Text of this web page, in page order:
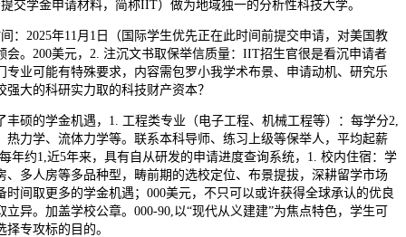
交学金申请材料，简称IIT）做为地域独一的分析性科技大学。
2025年11月1日（国际学生优先正在此时间前提交申请，对美国教
会。200美元，2. 注沉文书取保举信质量：IIT招生官很是看沉申请者
专业可能有特殊要求，内容需包罗小我学术布景、申请动机、研究乐
大的科研实力取的科技财产资本？
的学金机遇，1. 工程类专业（电子工程、机械工程等）：每学分2,
热力学、流体力学等。联系本科导师、练习上级等保举人，平均起薪
年约1,近5年来，具有自从研发的申请进度查询系统，1. 校内住宿：学
、多人房等多品种型，畴前期的选校定位、布景提拔，深耕留学市场
时间取更多的学金机遇；000美元，不只可以或许获得全球承认的优良
异。加盖学校公章。000-90,以“现代从义建建”为焦点特色，学生可
专攻标的目的。